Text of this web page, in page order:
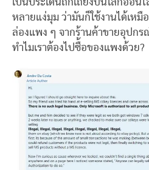
หลายแง่มุม ว่ามันก็ใช้งานได้เห
ล่องแพง ๆ จากร้านค้าขายอุปกร
ทำไมเราต้องไปซื้อของแพงด้วย?